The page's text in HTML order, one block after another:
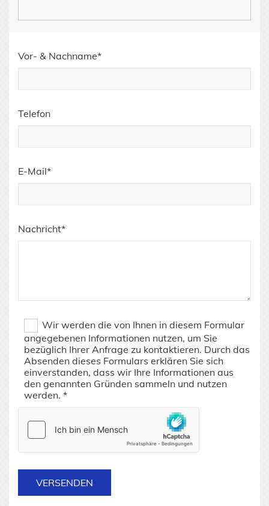
Vor- & Nachname*
Telefon
E-Mail*
Nachricht*
Wir werden die von Ihnen in diesem Formular
angegebenen Informationen nutzen, um Sie
bezüglich Ihrer Anfrage zu kontaktieren. Durch das
Absenden dieses Formulars erklären Sie sich
einverstanden, dass wir Ihre Informationen aus
den genannten Gründen sammeln und nutzen
werden. *